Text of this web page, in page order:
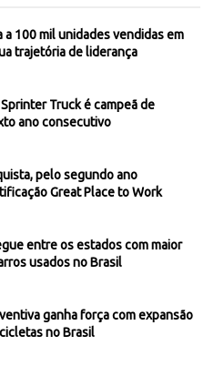
a 100 mil unidades vendidas em
trajetória de liderança
Truck é campeã de
ano consecutivo
pelo segundo ano
Great Place to Work
entre os estados com maior
usados no Brasil
ganha força com expansão
no Brasil